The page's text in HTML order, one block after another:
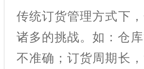
传统订货管理方式下
诸多的挑战。如：仓库
不准确；订货周期长